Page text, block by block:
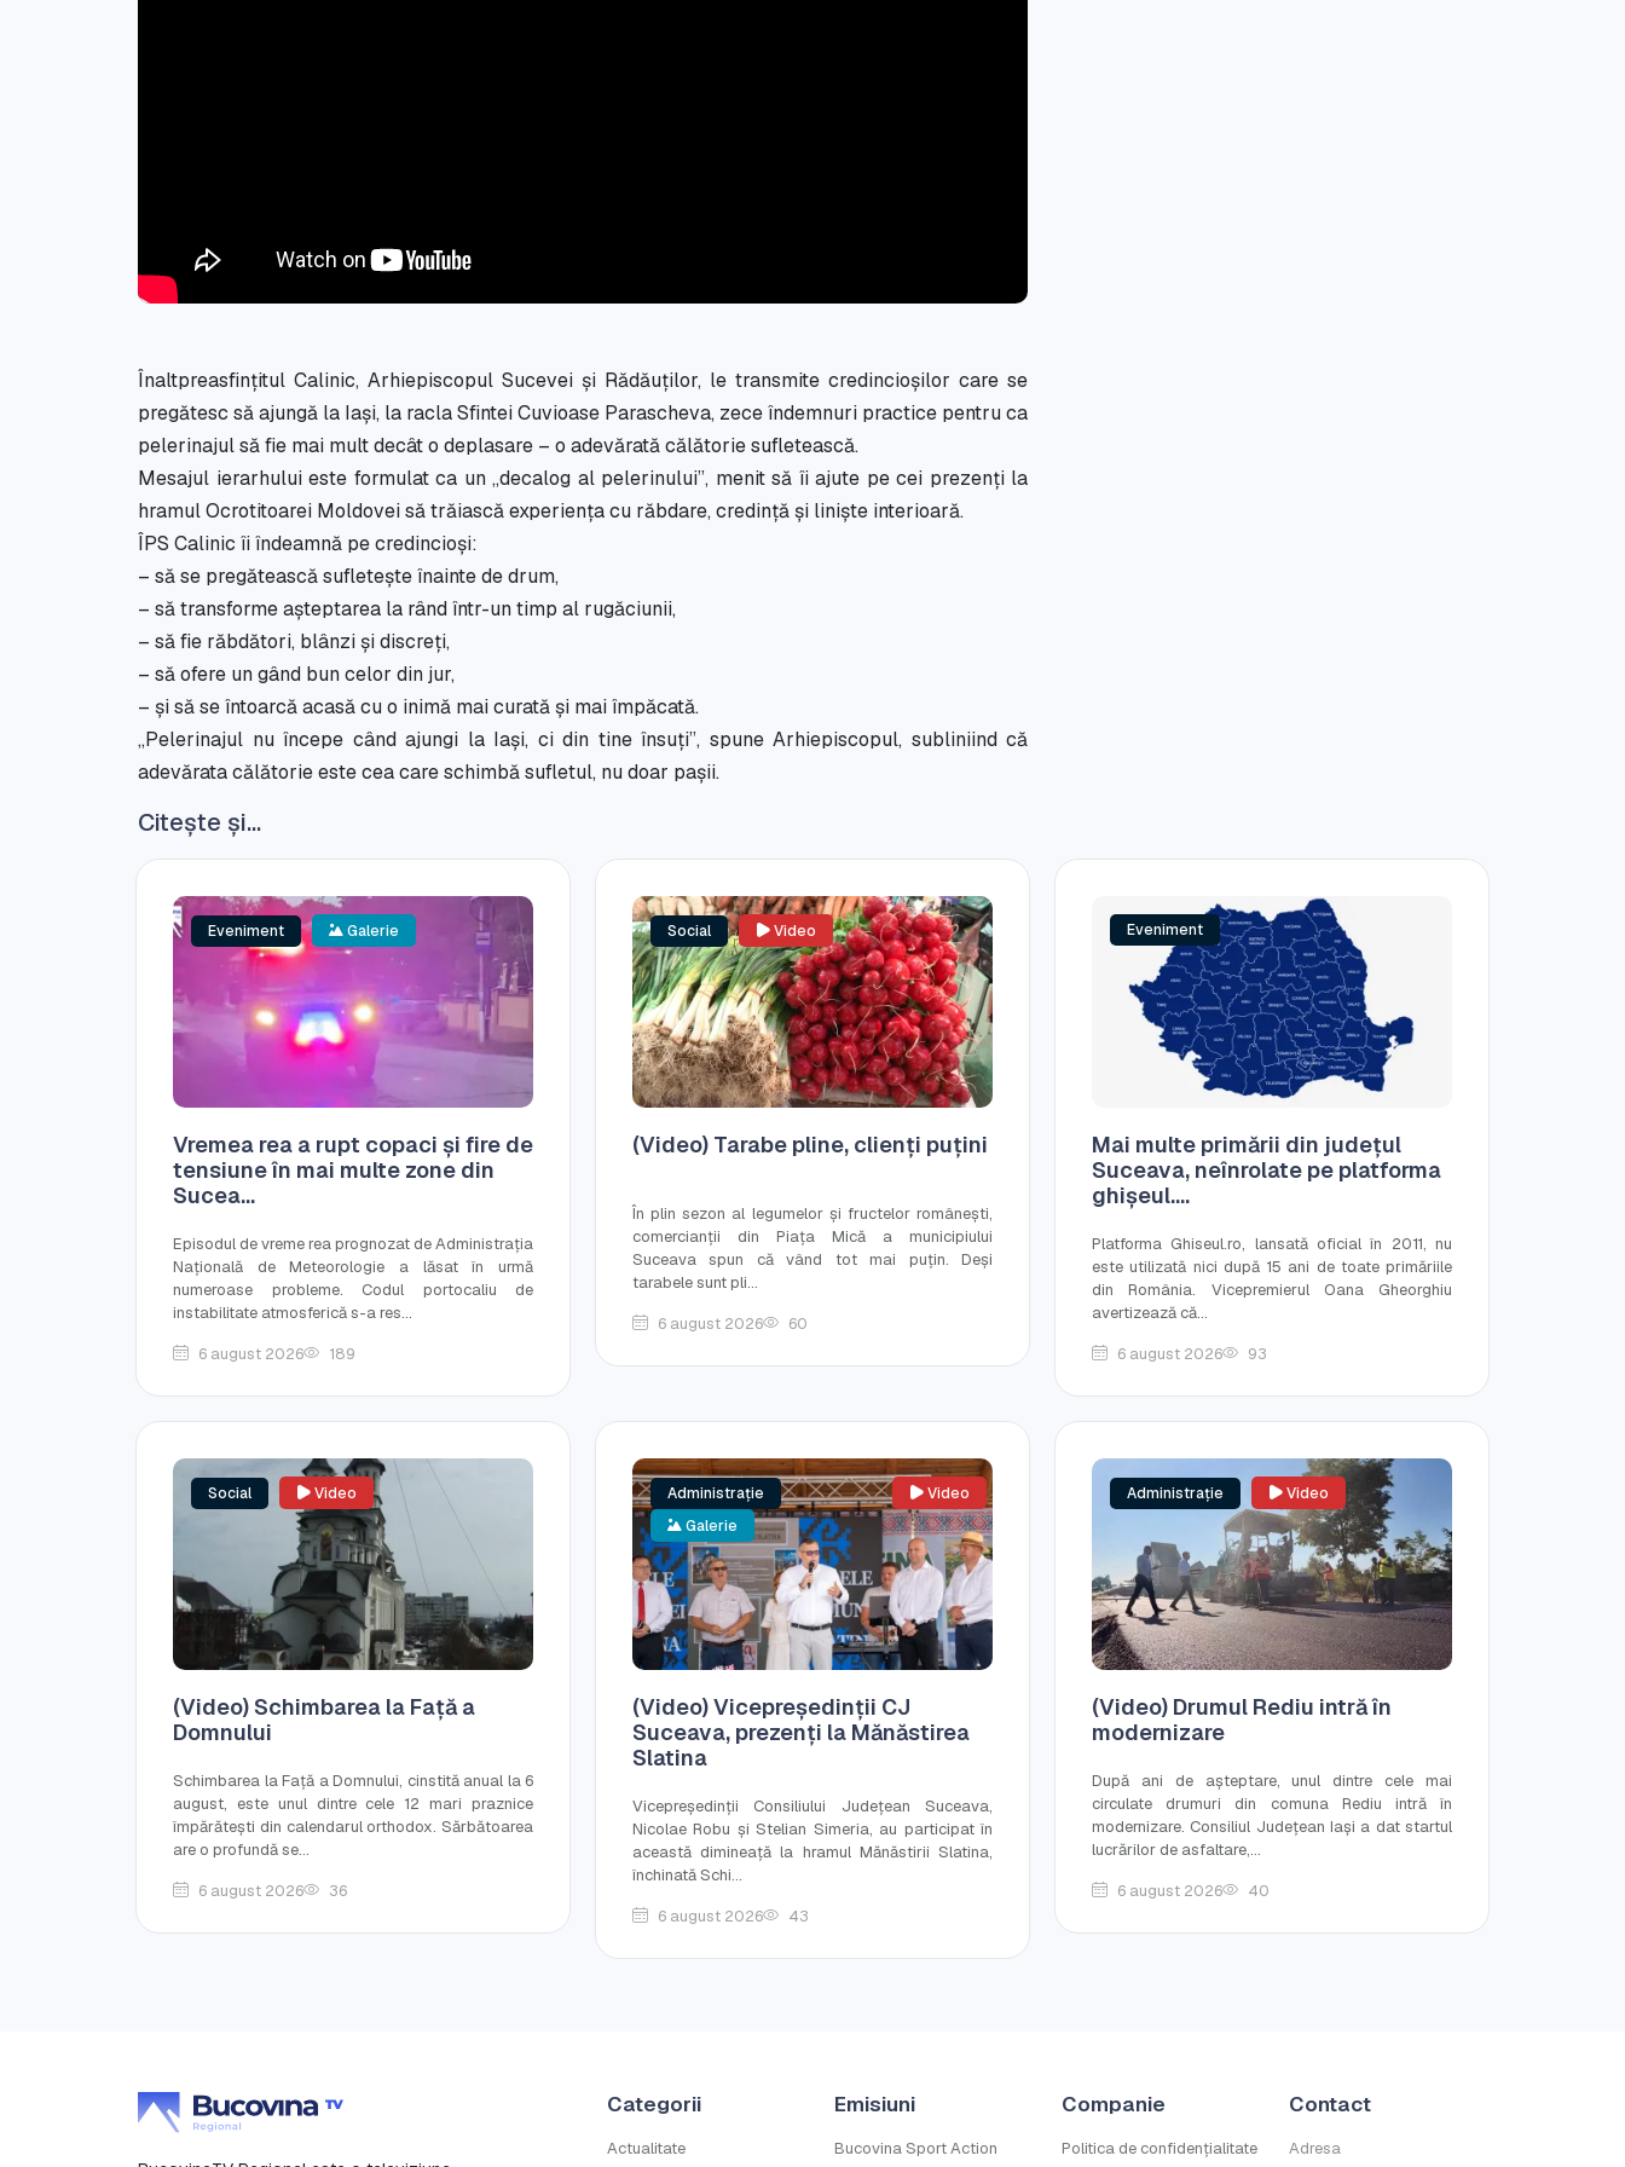
Înaltpreasfințitul Calinic, Arhiepiscopul Sucevei și Rădăuților, le transmite credincioșilor care se
pregătesc să ajungă la Iași, la racla Sfintei Cuvioase Parascheva, zece îndemnuri practice pentru ca
pelerinajul să fie mai mult decât o deplasare – o adevărată călătorie sufletească.
Mesajul ierarhului este formulat ca un „decalog al pelerinului”, menit să îi ajute pe cei prezenți la
hramul Ocrotitoarei Moldovei să trăiască experiența cu răbdare, credință și liniște interioară.
ÎPS Calinic îi îndeamnă pe credincioși:
– să se pregătească sufletește înainte de drum,
– să transforme așteptarea la rând într-un timp al rugăciunii,
– să fie răbdători, blânzi și discreți,
– să ofere un gând bun celor din jur,
– și să se întoarcă acasă cu o inimă mai curată și mai împăcată.
„Pelerinajul nu începe când ajungi la Iași, ci din tine însuți”, spune Arhiepiscopul, subliniind că
adevărata călătorie este cea care schimbă sufletul, nu doar pașii.
Citește și...
Eveniment Galerie
Vremea rea a rupt copaci și fire de
tensiune în mai multe zone din
Sucea...
Episodul de vreme rea prognozat de Administrația
Națională de Meteorologie a lăsat în urmă
numeroase probleme. Codul portocaliu de
instabilitate atmosferică s-a res...
6 august 2026
189
Social Video
(Video) Tarabe pline, clienți puțini
În plin sezon al legumelor și fructelor românești,
comercianții din Piața Mică a municipiului
Suceava spun că vând tot mai puțin. Deși
tarabele sunt pli...
6 august 2026
60
Eveniment
Mai multe primării din județul
Suceava, neînrolate pe platforma
ghișeul....
Platforma Ghiseul.ro, lansată oficial în 2011, nu
este utilizată nici după 15 ani de toate primăriile
din România. Vicepremierul Oana Gheorghiu
avertizează că...
6 august 2026
93
Social Video
(Video) Schimbarea la Față a
Domnului
Schimbarea la Față a Domnului, cinstită anual la 6
august, este unul dintre cele 12 mari praznice
împărătești din calendarul orthodox. Sărbătoarea
are o profundă se...
6 august 2026
36
Administrație
Video
Galerie
(Video) Vicepreședinții CJ
Suceava, prezenți la Mănăstirea
Slatina
Vicepreședinții Consiliului Județean Suceava,
Nicolae Robu și Stelian Simeria, au participat în
această dimineață la hramul Mănăstirii Slatina,
închinată Schi...
6 august 2026
43
Administrație Video
(Video) Drumul Rediu intră în
modernizare
După ani de așteptare, unul dintre cele mai
circulate drumuri din comuna Rediu intră în
modernizare. Consiliul Județean Iași a dat startul
lucrărilor de asfaltare,...
6 august 2026
40
Categorii
Actualitate
Emisiuni
Bucovina Sport Action
Companie
Politica de confidențialitate
Contact
Adresa